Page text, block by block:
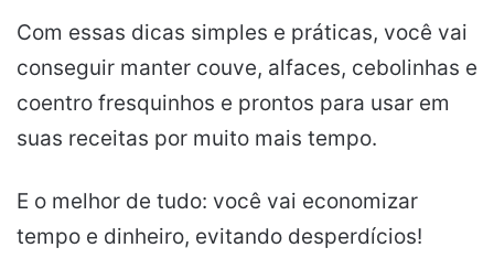
Com essas dicas simples e práticas, você vai
conseguir manter couve, alfaces, cebolinhas e
coentro fresquinhos e prontos para usar em
suas receitas por muito mais tempo.
E o melhor de tudo: você vai economizar
tempo e dinheiro, evitando desperdícios!